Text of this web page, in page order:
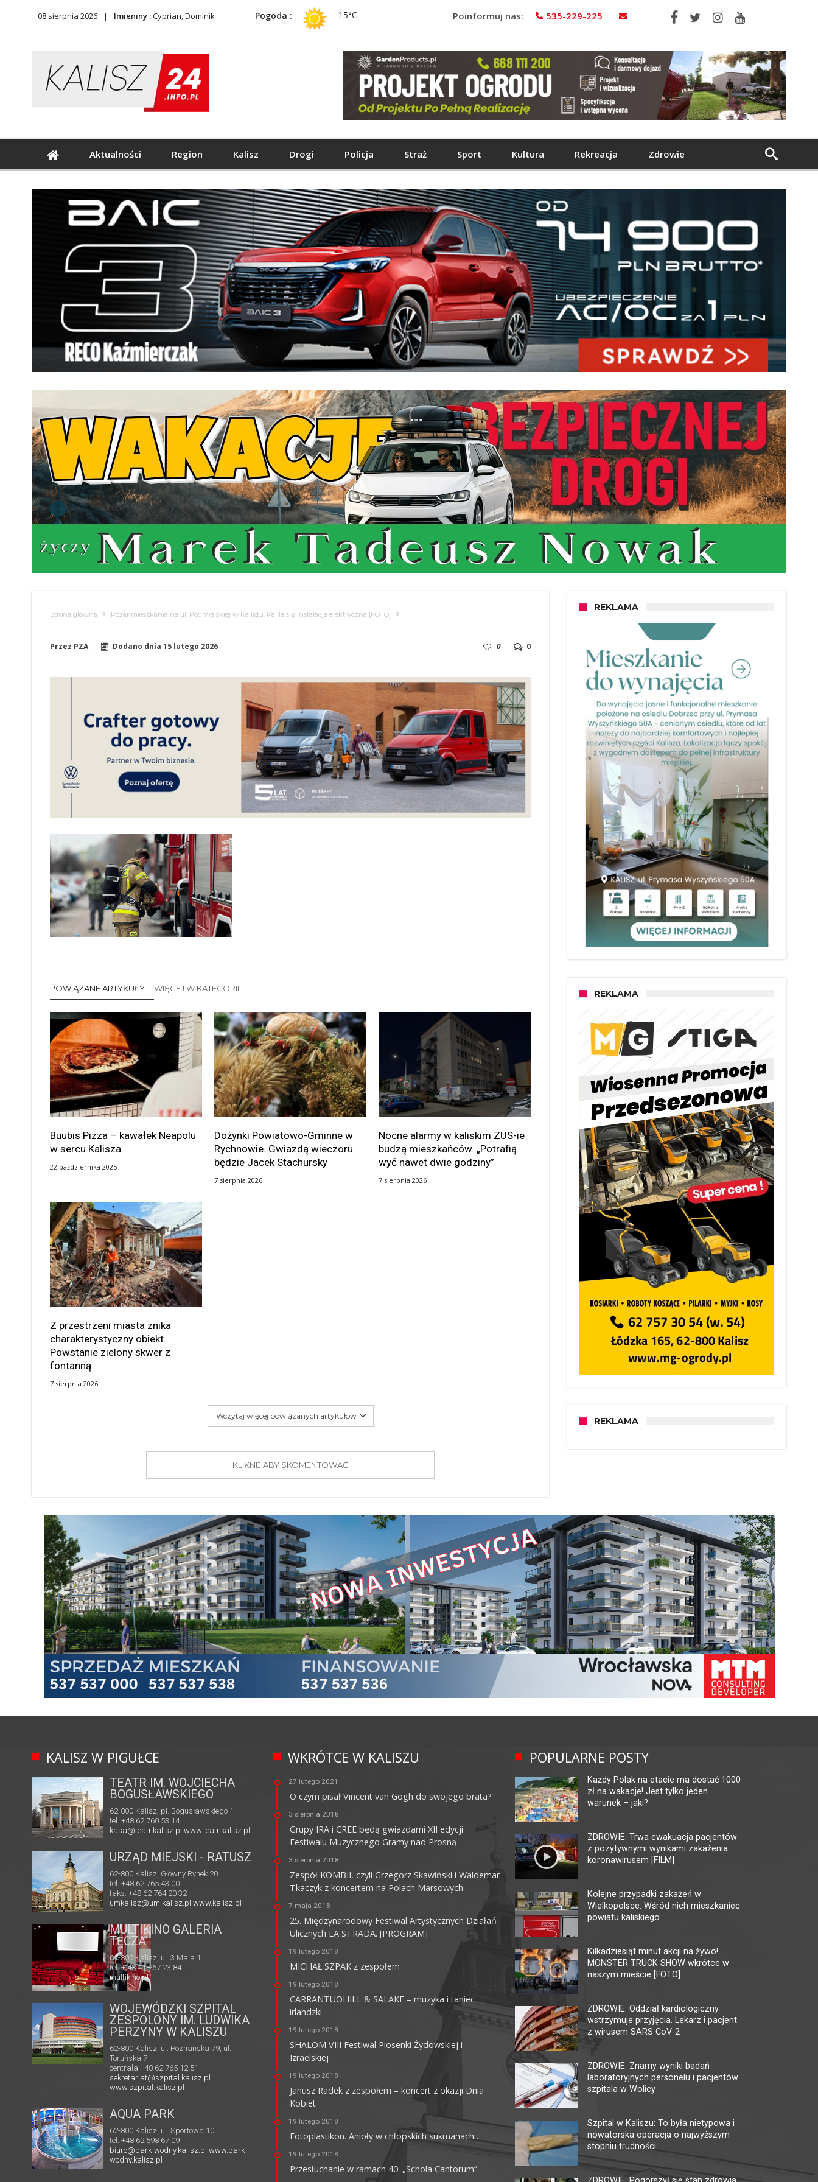
08 sierpnia 2026 Imieniny :Cyprian, Dominik Pogoda : 15°C Poinformuj nas: 535-229-225
Aktualności Region Kalisz Drogi Policja Straż Sport Kultura Rekreacja Zdrowie
Strona główna Pożar mieszkania na ul. Podmiejskiej w Kaliszu. Paliła się instalacja elektryczna [FOTO]
Przez PZA Dodano dnia 15 lutego 2026 0
0
POWIĄZANE ARTYKUŁY WIĘCEJ W KATEGORII
Buubis Pizza – kawałek Neapolu
w sercu Kalisza
22 października 2025
Dożynki Powiatowo-Gminne w
Rychnowie. Gwiazdą wieczoru
będzie Jacek Stachursky
7 sierpnia 2026
Nocne alarmy w kaliskim ZUS-ie
budzą mieszkańców. „Potrafią
wyć nawet dwie godziny”
7 sierpnia 2026
Z przestrzeni miasta znika
charakterystyczny obiekt.
Powstanie zielony skwer z
fontanną
7 sierpnia 2026
Wczytaj więcej powiązanych artykułów
KLIKNIJ ABY SKOMENTOWAĆ
REKLAMA
REKLAMA
REKLAMA
KALISZ W PIGUŁCE
TEATR IM. WOJCIECHA
BOGUSŁAWSKIEGO
62-800 Kalisz, pl. Bogusławskiego 1
tel. +48 62 760 53 14
kasa@teatr.kalisz.pl www.teatr.kalisz.pl
URZĄD MIEJSKI - RATUSZ
62-800 Kalisz, Główny Rynek 20
tel. +48 62 765 43 00
faks: +48 62 764 20 32
umkalisz@um.kalisz.pl www.kalisz.pl
KINO CENTRUM
62-800 Kalisz, ul. Łazienna 6
tel. +48 62 765 25 01
faks. +48 62 767 23 18
ckis@ckis.kalisz.pl
KINO HELIOS GALERIA
62-800 Kalisz, ul. Górnośląska 82
MULTIKINO GALERIA
TĘCZA
62-800 Kalisz, ul. 3 Maja 1
tel. + 48 41 267 23 84
multikino.pl
WOJEWÓDZKI SZPITAL
ZESPOLONY IM. LUDWIKA
PERZYNY W KALISZU
62-800 Kalisz, ul. Poznańska 79, ul.
Toruńska 7
centrala +48 62 765 12 51
sekretariat@szpital.kalisz.pl
www.szpital.kalisz.pl
AQUA PARK
62-800 Kalisz, ul. Sportowa 10
tel. +48 62 598 67 09
biuro@park-wodny.kalisz.pl www.park-
wodny.kalisz.pl
WKRÓTCE W KALISZU
27 lutego 2021
O czym pisał Vincent van Gogh do swojego brata?
3 sierpnia 2018
Grupy IRA i CREE będą gwiazdami XII edycji
Festiwalu Muzycznego Gramy nad Prosną
3 sierpnia 2018
Zespół KOMBII, czyli Grzegorz Skawiński i Waldemar
Tkaczyk z koncertem na Polach Marsowych
7 maja 2018
25. Międzynarodowy Festiwal Artystycznych Działań
Ulicznych LA STRADA. [PROGRAM]
19 lutego 2018
MICHAŁ SZPAK z zespołem
19 lutego 2018
CARRANTUOHILL & SALAKE – muzyka i taniec
irlandzki
19 lutego 2018
SHALOM VIII Festiwal Piosenki Żydowskiej i
Izraelskiej
19 lutego 2018
Janusz Radek z zespołem – koncert z okazji Dnia
Kobiet
19 lutego 2018
Fotoplastikon. Anioły w chłopskich sukmanach…
19 lutego 2018
Przesłuchanie w ramach 40. „Schola Cantorum”
POPULARNE POSTY
Każdy Polak na etacie ma dostać 1000
zł na wakacje! Jest tylko jeden
warunek – jaki?
ZDROWIE. Trwa ewakuacja pacjentów
z pozytywnymi wynikami zakażenia
koronawirusem [FILM]
Kolejne przypadki zakażeń w
Wielkopolsce. Wśród nich mieszkaniec
powiatu kaliskiego
Kilkadziesiąt minut akcji na żywo!
MONSTER TRUCK SHOW wkrótce w
naszym mieście [FOTO]
ZDROWIE. Oddział kardiologiczny
wstrzymuje przyjęcia. Lekarz i pacjent
z wirusem SARS CoV-2
ZDROWIE. Znamy wyniki badań
laboratoryjnych personelu i pacjentów
szpitala w Wolicy
Szpital w Kaliszu: To była nietypowa i
nowatorska operacja o najwyższym
stopniu trudności
ZDROWIE. Pogorszył się stan zdrowia